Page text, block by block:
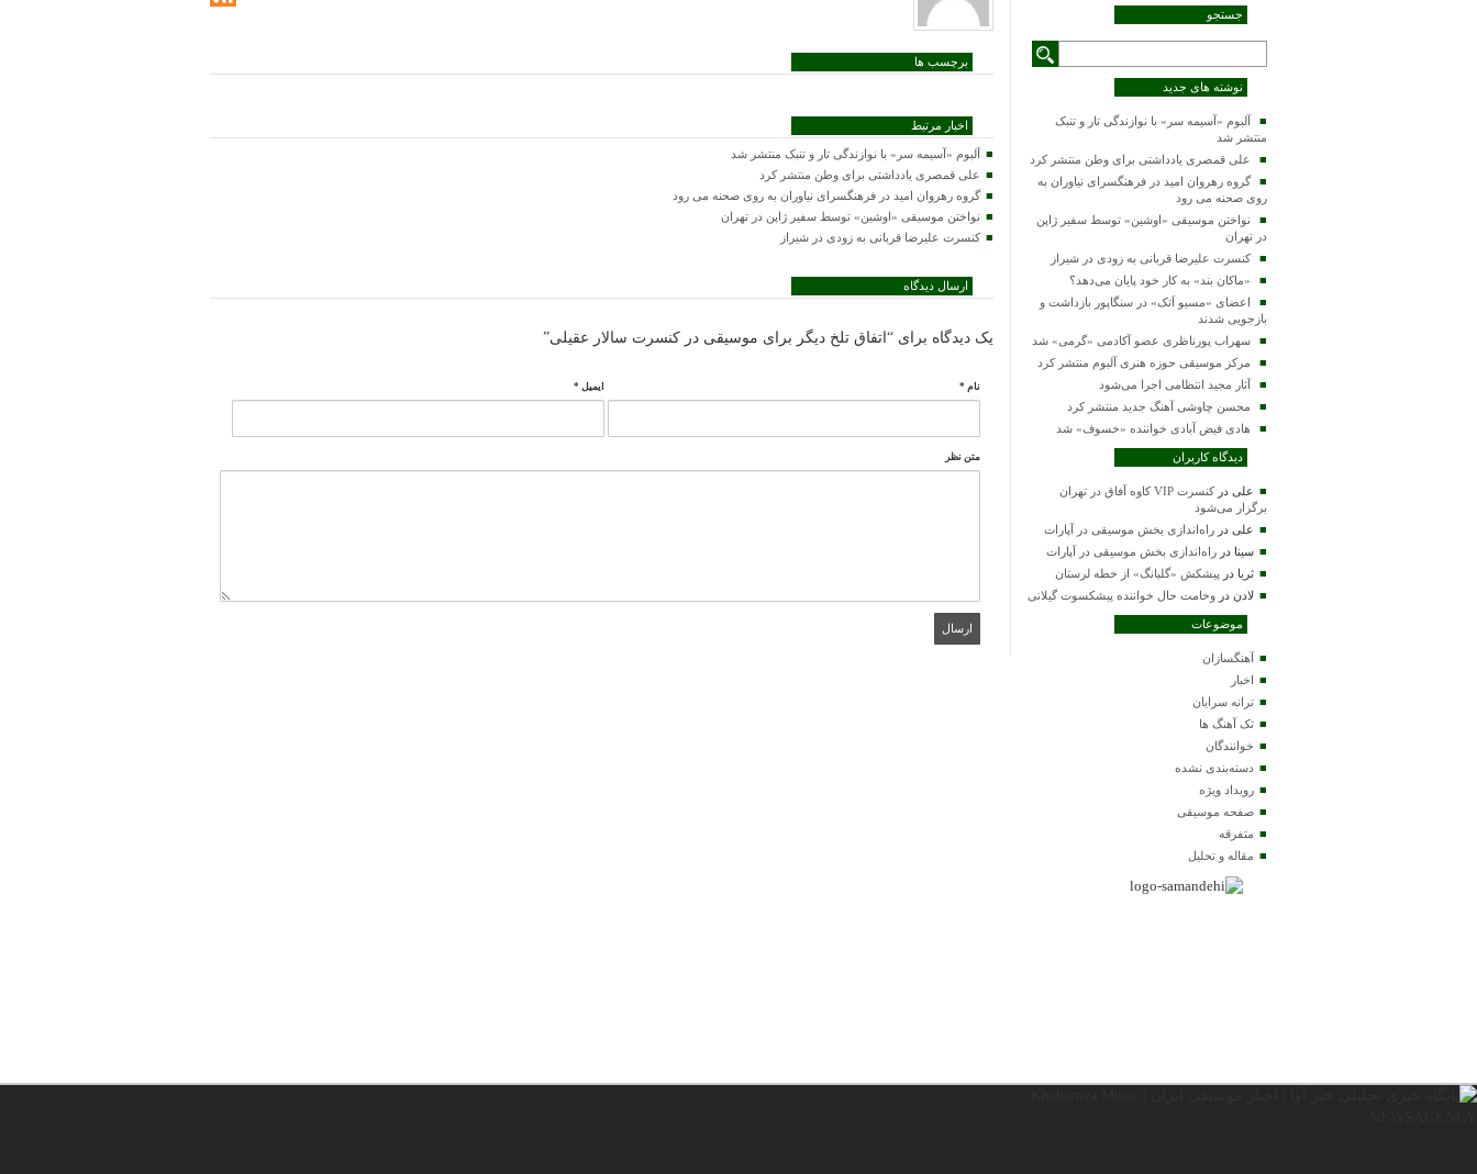
جستجو
نوشته های جدید
آلبوم «آسیمه سر» با نوازندگی تار و تنبک
منتشر شد
علی قمصری یادداشتی برای وطن منتشر کرد
گروه رهروان امید در فرهنگسرای نیاوران به
روی صحنه می رود
نواختن موسیقی «اوشین» توسط سفیر ژاپن
در تهران
کنسرت علیرضا قربانی به زودی در شیراز
«ماکان بند» به کار خود پایان می‌دهد؟
اعضای «مسیو اَتک» در سنگاپور بازداشت و
بازجویی شدند
سهراب پورناظری عضو آکادمی «گرمی» شد
مرکز موسیقی حوزه هنری آلبوم منتشر کرد
آثار مجید انتظامی اجرا می‌شود
محسن چاوشی آهنگ جدید منتشر کرد
هادی فیض آبادی خواننده «خسوف» شد
دیدگاه کاربران
علی در
کنسرت VIP کاوه آفاق در تهران
برگزار می‌شود
علی در راه‌اندازی بخش موسیقی در آپارات
سینا در راه‌اندازی بخش موسیقی در آپارات
ثریا در پیشکش «گلبانگ» از خطه لرستان
لادن در وخامت حال خواننده پیشکسوت گیلانی
موضوعات
آهنگسازان
اخبار
ترانه سرایان
تک آهنگ ها
خوانندگان
دسته‌بندی نشده
رویداد ویژه
صفحه موسیقی
متفرقه
مقاله و تحلیل
برچسب ها
اخبار مرتبط
آلبوم «آسیمه سر» با نوازندگی تار و تنبک منتشر شد
علی قمصری یادداشتی برای وطن منتشر کرد
گروه رهروان امید در فرهنگسرای نیاوران به روی صحنه می رود
نواختن موسیقی «اوشین» توسط سفیر ژاپن در تهران
کنسرت علیرضا قربانی به زودی در شیراز
ارسال دیدگاه
یک دیدگاه برای “اتفاق تلخ دیگر برای موسیقی در کنسرت سالار عقیلی”
نام * ایمیل *
متن نظر